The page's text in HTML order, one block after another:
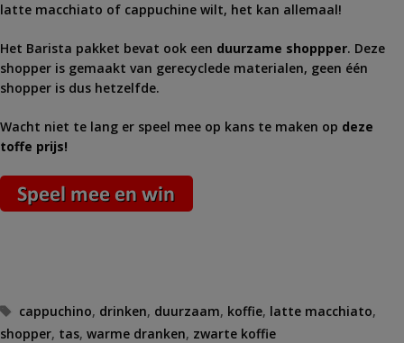
latte macchiato of cappuchine wilt, het kan allemaal!
Het Barista pakket bevat ook een duurzame shoppper. Deze
shopper is gemaakt van gerecyclede materialen, geen één
shopper is dus hetzelfde.
Wacht niet te lang er speel mee op kans te maken op deze
toffe prijs!
Tags
cappuchino, drinken, duurzaam, koffie, latte macchiato,
shopper, tas, warme dranken, zwarte koffie